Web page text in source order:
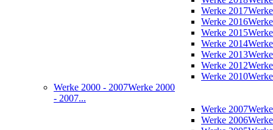
Werke 2017
Werke 2016
Werke 2015
Werke 2014
Werke 2013
Werke 2012
Werke 2010
Werke 2000 - 2007Werke 2000
- 2007...
Werke 2007
Werke 2006